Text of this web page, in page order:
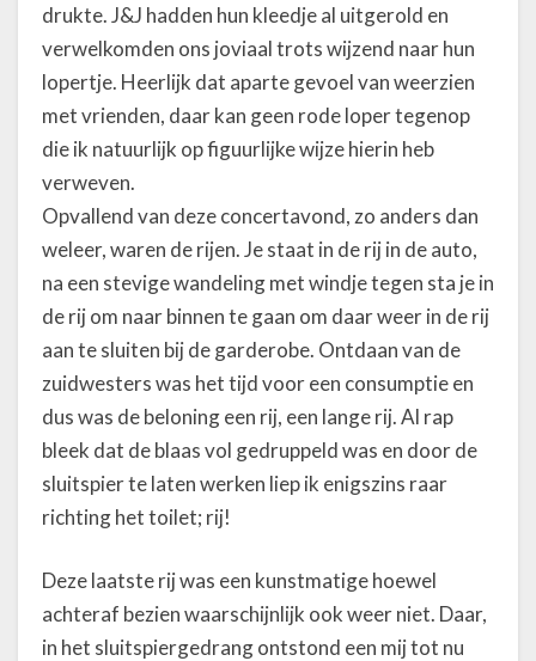
drukte. J&J hadden hun kleedje al uitgerold en
verwelkomden ons joviaal trots wijzend naar hun
lopertje. Heerlijk dat aparte gevoel van weerzien
met vrienden, daar kan geen rode loper tegenop
die ik natuurlijk op figuurlijke wijze hierin heb
verweven.
Opvallend van deze concertavond, zo anders dan
weleer, waren de rijen. Je staat in de rij in de auto,
na een stevige wandeling met windje tegen sta je in
de rij om naar binnen te gaan om daar weer in de rij
aan te sluiten bij de garderobe. Ontdaan van de
zuidwesters was het tijd voor een consumptie en
dus was de beloning een rij, een lange rij. Al rap
bleek dat de blaas vol gedruppeld was en door de
sluitspier te laten werken liep ik enigszins raar
richting het toilet; rij!
Deze laatste rij was een kunstmatige hoewel
achteraf bezien waarschijnlijk ook weer niet. Daar,
in het sluitspiergedrang ontstond een mij tot nu